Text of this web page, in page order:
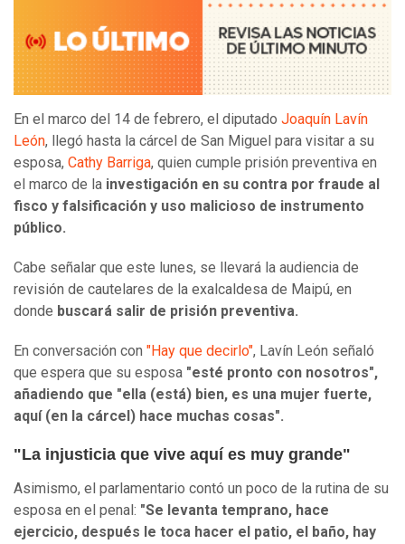
En el marco del 14 de febrero, el diputado Joaquín Lavín
León, llegó hasta la cárcel de San Miguel para visitar a su
esposa, Cathy Barriga, quien cumple prisión preventiva en
el marco de la investigación en su contra por fraude al
fisco y falsificación y uso malicioso de instrumento
público.
Cabe señalar que este lunes, se llevará la audiencia de
revisión de cautelares de la exalcaldesa de Maipú, en
donde buscará salir de prisión preventiva.
En conversación con "Hay que decirlo", Lavín León señaló
que espera que su esposa "esté pronto con nosotros",
añadiendo que "ella (está) bien, es una mujer fuerte,
aquí (en la cárcel) hace muchas cosas".
"La injusticia que vive aquí es muy grande"
Asimismo, el parlamentario contó un poco de la rutina de su
esposa en el penal: "Se levanta temprano, hace
ejercicio, después le toca hacer el patio, el baño, hay